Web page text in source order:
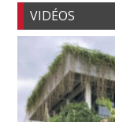
VIDÉOS